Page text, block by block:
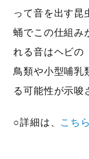
って音を出す昆
蛹でこの仕組み
れる音はヘビの
鳥類や小型哺乳
る可能性が示唆
○詳細は、 こちら